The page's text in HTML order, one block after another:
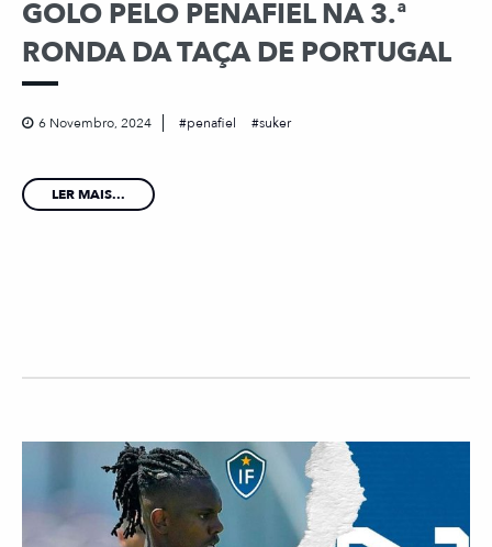
GOLO PELO PENAFIEL NA 3.ª
RONDA DA TAÇA DE PORTUGAL
6 Novembro, 2024 penafiel suker
LER MAIS...